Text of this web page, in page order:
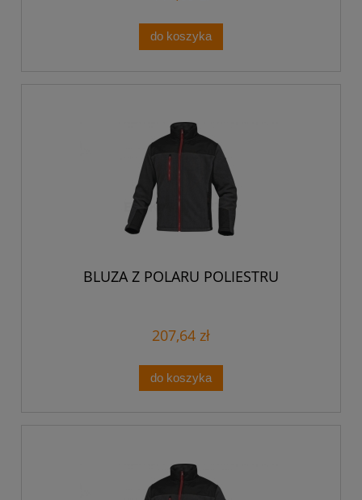
do koszyka
BLUZA Z POLARU POLIESTRU
207,64 zł
do koszyka